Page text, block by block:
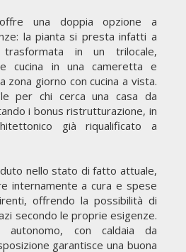
una doppia opzione a
la pianta si presta infatti a
trasformata in un trilocale,
cucina in una cameretta e
zona giorno con cucina a vista.
per chi cerca una casa da
i bonus ristrutturazione, in
già riqualificato a
nello stato di fatto attuale,
internamente a cura e spese
offrendo la possibilità di
secondo le proprie esigenze.
autonomo, con caldaia da
garantisce una buona